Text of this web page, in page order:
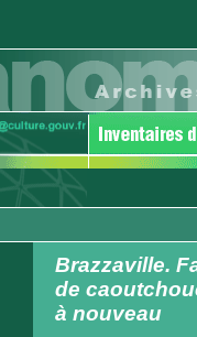
Brazzaville.
de
à nouveau